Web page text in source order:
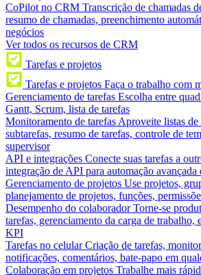
CoPilot no CRM Transcrição de chamadas
resumo de chamadas, preenchimento
negócios
Ver todos os recursos de CRM
Tarefas e projetos
Tarefas e projetos Faça o trabalho com
Gerenciamento de tarefas Escolha entre
Gantt, Scrum, lista de tarefas
Monitoramento de tarefas Aproveite listas
subtarefas, resumo de tarefas, controle de
supervisor
API e integrações Conecte suas tarefas a
integração de API para automação avançada
Gerenciamento de projetos Use projetos,
planejamento de projetos, funções,
Desempenho do colaborador Torne-se
tarefas, gerenciamento da carga de trabalho,
KPI
Tarefas no celular Criação de tarefas,
notificações, comentários, bate-papo em
Colaboração em projetos Trabalhe mais